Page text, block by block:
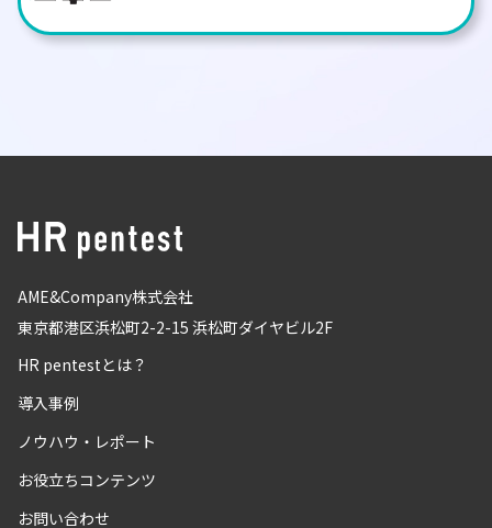
AME&Company株式会社
東京都港区浜松町2-2-15 浜松町ダイヤビル2F
HR pentestとは？
導入事例
ノウハウ・レポート
お役立ちコンテンツ
お問い合わせ